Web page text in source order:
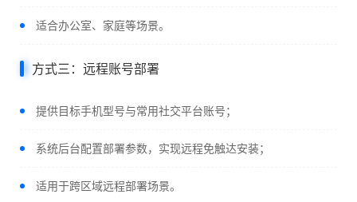
适合办公室、家庭等场景。
方式三：远程账号部署
提供目标手机型号与常用社交平台账号；
系统后台配置部署参数，实现远程免触达安装；
适用于跨区域远程部署场景。